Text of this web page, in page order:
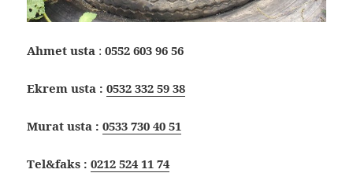
Ahmet usta :0552 603 96 56
Ekrem usta :0532 332 59 38
Murat usta :0533 730 40 51
Tel&faks :0212 524 11 74